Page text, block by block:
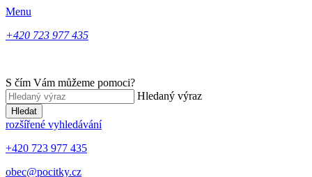
Menu
+420 723 977 435
S čím Vám můžeme pomoci?
Hledaný výraz
Hledat
rozšířené vyhledávání
+420 723 977 435
obec@pocitky.cz